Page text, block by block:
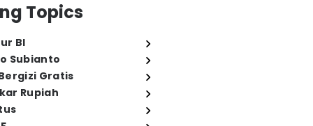
Topics
BI
Subianto
Gratis
Rupiah